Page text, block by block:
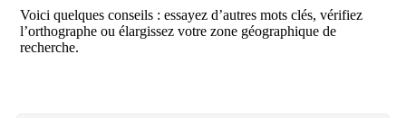
Voici quelques conseils : essayez d’autres mots clés, vérifiez
l’orthographe ou élargissez votre zone géographique de
recherche.